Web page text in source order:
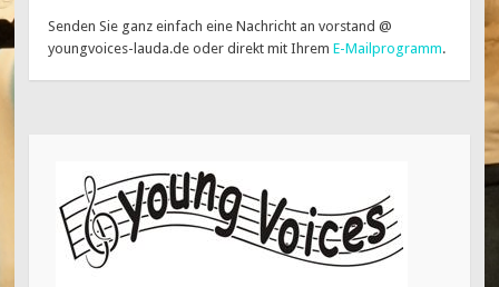
Senden Sie ganz einfach eine Nachricht an vorstand @
youngvoices-lauda.de oder direkt mit IhremE-Mailprogramm.